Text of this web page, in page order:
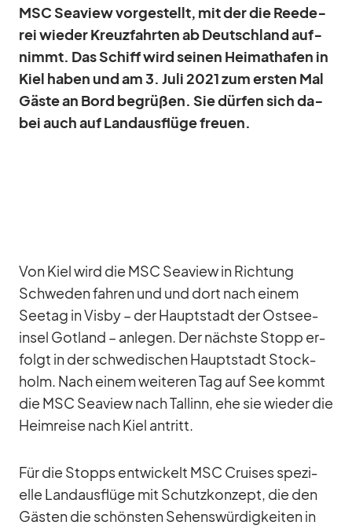
MSC Sea­view vor­ge­stellt, mit der die Ree­de­
rei wie­der Kreuz­fahr­ten ab Deutsch­land auf­
nimmt. Das Schiff wird sei­nen Hei­mat­ha­fen in
Kiel ha­ben und am 3. Juli 2021 zum ers­ten Mal
Gäste an Bord be­grü­ßen. Sie dür­fen sich da­
bei auch auf Land­aus­flüge freuen.
Von Kiel wird die MSC Sea­view in Rich­tung
Schwe­den fah­ren und und dort nach ei­nem
See­tag in Visby – der Haupt­stadt der Ost­see­
insel Got­land – an­le­gen. Der nächste Stopp er­
folgt in der schwe­di­schen Haupt­stadt Stock­
holm. Nach ei­nem wei­te­ren Tag auf See kommt
die MSC Sea­view nach Tal­linn, ehe sie wie­der die
Heim­reise nach Kiel an­tritt.
Für die Stopps ent­wi­ckelt MSC Crui­ses spe­zi­
elle Land­aus­flüge mit Schutz­kon­zept, die den
Gäs­ten die schöns­ten Se­hens­wür­dig­kei­ten in